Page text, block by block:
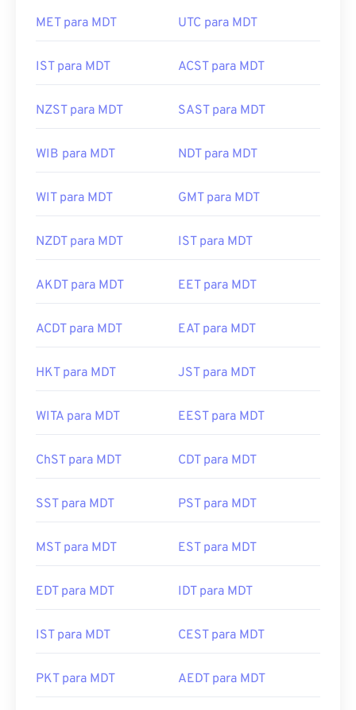
MET para MDT UTC para MDT
IST para MDT ACST para MDT
NZST para MDT SAST para MDT
WIB para MDT NDT para MDT
WIT para MDT GMT para MDT
NZDT para MDT IST para MDT
AKDT para MDT EET para MDT
ACDT para MDT EAT para MDT
HKT para MDT JST para MDT
WITA para MDT EEST para MDT
ChST para MDT CDT para MDT
SST para MDT PST para MDT
MST para MDT EST para MDT
EDT para MDT IDT para MDT
IST para MDT CEST para MDT
PKT para MDT AEDT para MDT